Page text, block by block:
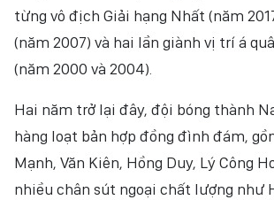
NHÂN DÂN HẰNG THÁNG
BÁO THỜI NAY
từng vô địch Giải hạng Nhất (năm
(năm 2007) và hai lần giành vị trí á
(năm 2000 và 2004).
Hai năm trở lại đây, đội bóng thành
hàng loạt bản hợp đồng đình đám,
Mạnh, Văn Kiên, Hồng Duy, Lý Công
nhiều chân sút ngoại chất lượng như